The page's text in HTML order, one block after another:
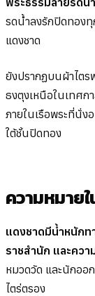
รดน้ำลงรักปิดทอง
แดงชาด
ยังปรากฏบนผ้าไตร
ธงตุงเหนือในเทศก
ภายในเรือพระที่นั่
ใต้ชั้นปิดทอง
ความหมาย
แดงชาดมีน้ำหนัก
ราชสำนัก และควา
หมวดวัด และนักออ
ไตร่ตรอง